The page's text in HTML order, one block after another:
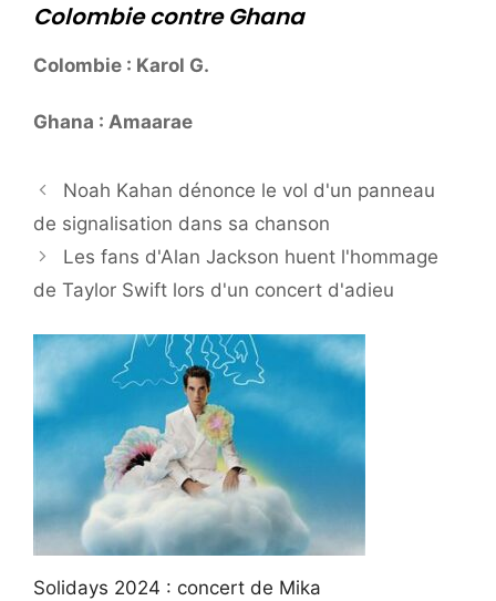
Colombie contre Ghana
Colombie : Karol G.
Ghana : Amaarae
Noah Kahan dénonce le vol d'un panneau
de signalisation dans sa chanson
Les fans d'Alan Jackson huent l'hommage
de Taylor Swift lors d'un concert d'adieu
Solidays 2024 : concert de Mika